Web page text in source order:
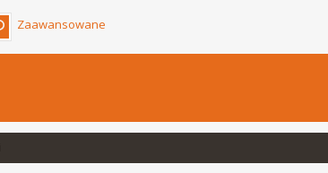
Zaawansowane